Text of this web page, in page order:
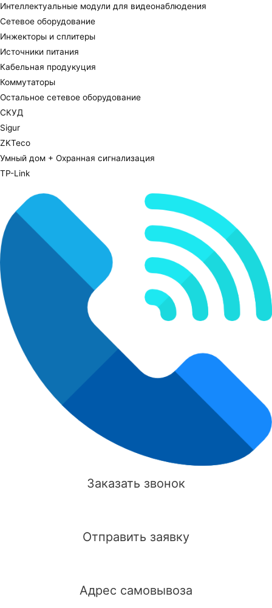
Интеллектуальные модули для видеонаблюдения
Сетевое оборудование
Инжекторы и сплитеры
Источники питания
Кабельная продукуция
Коммутаторы
Остальное сетевое оборудование
СКУД
Sigur
ZKTeco
Умный дом + Охранная сигнализация
TP-Link
Заказать звонок
Отправить заявку
Адрес самовывоза